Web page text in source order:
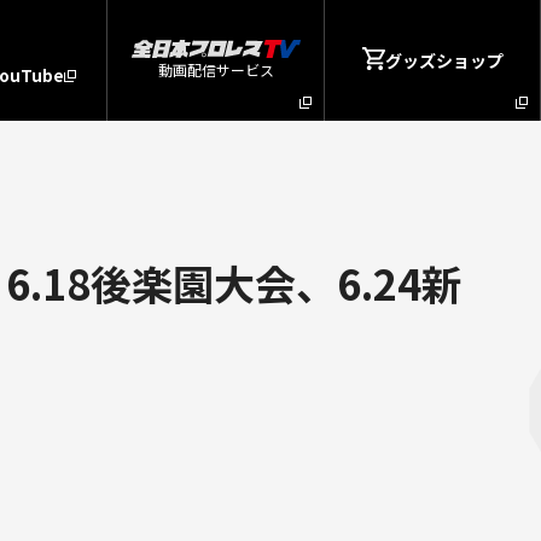
動画配信サービス グッズショップ
後楽園大会、6.24新